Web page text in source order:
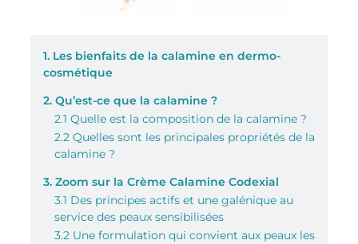
1. Les bienfaits de la calamine en dermo-
cosmétique
2. Qu’est-ce que la calamine ?
2.1 Quelle est la composition de la calamine ?
2.2 Quelles sont les principales propriétés de la
calamine ?
3. Zoom sur la Crème Calamine Codexial
3.1 Des principes actifs et une galénique au
service des peaux sensibilisées
3.2 Une formulation qui convient aux peaux les